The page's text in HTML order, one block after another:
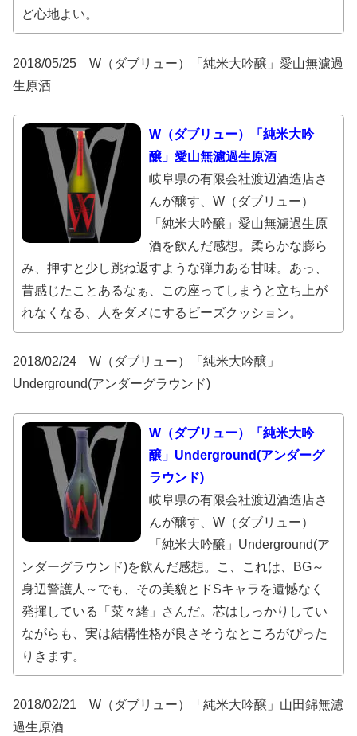
ど心地よい。
2018/05/25 W（ダブリュー）「純米大吟醸」愛山無濾過
生原酒
W（ダブリュー）「純米大吟
醸」愛山無濾過生原酒
岐阜県の有限会社渡辺酒造店さ
んが醸す、W（ダブリュー）
「純米大吟醸」愛山無濾過生原
酒を飲んだ感想。柔らかな膨ら
み、押すと少し跳ね返すような弾力ある甘味。あっ、
昔感じたことあるなぁ、この座ってしまうと立ち上が
れなくなる、人をダメにするビーズクッション。
2018/02/24 W（ダブリュー）「純米大吟醸」
Underground(アンダーグラウンド)
W（ダブリュー）「純米大吟
醸」Underground(アンダーグ
ラウンド)
岐阜県の有限会社渡辺酒造店さ
んが醸す、W（ダブリュー）
「純米大吟醸」Underground(ア
ンダーグラウンド)を飲んだ感想。こ、これは、BG～
身辺警護人～でも、その美貌とドSキャラを遺憾なく
発揮している「菜々緒」さんだ。芯はしっかりしてい
ながらも、実は結構性格が良さそうなところがぴった
りきます。
2018/02/21 W（ダブリュー）「純米大吟醸」山田錦無濾
過生原酒